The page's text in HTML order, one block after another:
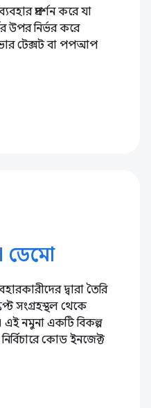
প্রদর্শন করে যা
উপর নির্ভর করে
টেক্সট বা পপআপ
ডেমো
দ্বারা তৈরি
সংগ্রহস্থল থেকে
নমুনা একটি বিকল্প
কোড ইনজেক্ট